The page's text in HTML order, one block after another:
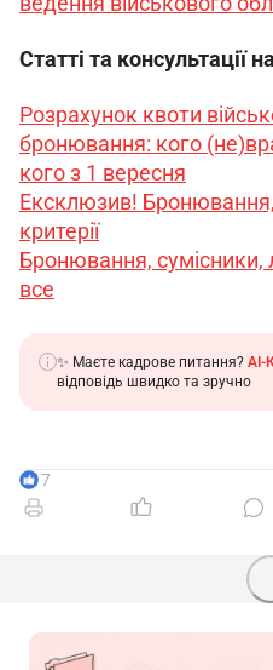
Статті та консультації
Розрахунок квоти
бронювання: кого
кого з 1 вересня
Ексклюзив! Бронювання,
критерії
Бронювання, сумісники,
все
✨ Маєте кадрове питання? AI-
відповідь швидко та зручно
17